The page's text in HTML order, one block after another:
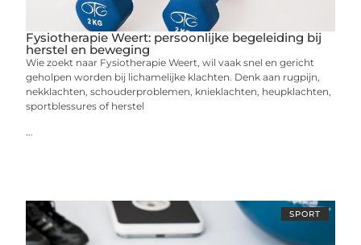
Fysiotherapie Weert: persoonlijke begeleiding bij
herstel en beweging
Wie zoekt naar Fysiotherapie Weert, wil vaak snel en gericht
geholpen worden bij lichamelijke klachten. Denk aan rugpijn,
nekklachten, schouderproblemen, knieklachten, heupklachten,
sportblessures of herstel
SPORT